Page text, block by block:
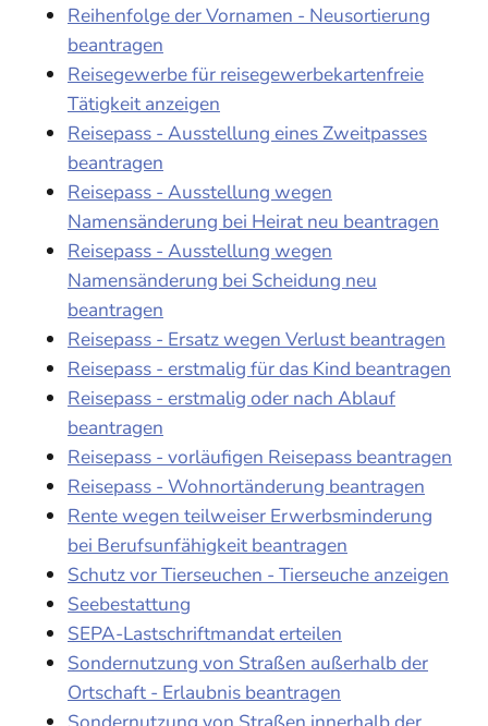
Reihenfolge der Vornamen - Neusortierung
beantragen
Reisegewerbe für reisegewerbekartenfreie
Tätigkeit anzeigen
Reisepass - Ausstellung eines Zweitpasses
beantragen
Reisepass - Ausstellung wegen
Namensänderung bei Heirat neu beantragen
Reisepass - Ausstellung wegen
Namensänderung bei Scheidung neu
beantragen
Reisepass - Ersatz wegen Verlust beantragen
Reisepass - erstmalig für das Kind beantragen
Reisepass - erstmalig oder nach Ablauf
beantragen
Reisepass - vorläufigen Reisepass beantragen
Reisepass - Wohnortänderung beantragen
Rente wegen teilweiser Erwerbsminderung
bei Berufsunfähigkeit beantragen
Schutz vor Tierseuchen - Tierseuche anzeigen
Seebestattung
SEPA-Lastschriftmandat erteilen
Sondernutzung von Straßen außerhalb der
Ortschaft - Erlaubnis beantragen